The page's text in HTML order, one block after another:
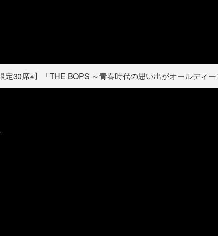
30席※】「THE BOPS ～青春時代の思い出がオールディー